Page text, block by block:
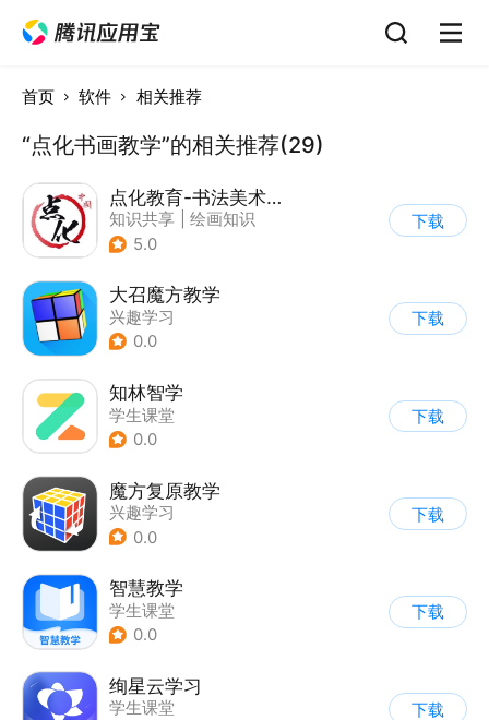
首页 软件 相关推荐
“点化书画教学”的相关推荐(29)
点化教育-书法美术艺术教育
知识共享
绘画知识
5.0
下载
大召魔方教学
兴趣学习
0.0
下载
知林智学
学生课堂
0.0
下载
魔方复原教学
兴趣学习
0.0
下载
智慧教学
学生课堂
0.0
下载
绚星云学习
学生课堂
下载